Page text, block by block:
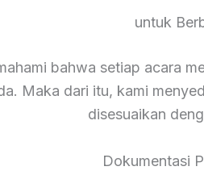
untuk
bahwa setiap acara
Maka dari itu, kami
disesuaikan
Dokumentasi